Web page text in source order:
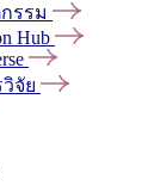
รรม
Hub
จัย